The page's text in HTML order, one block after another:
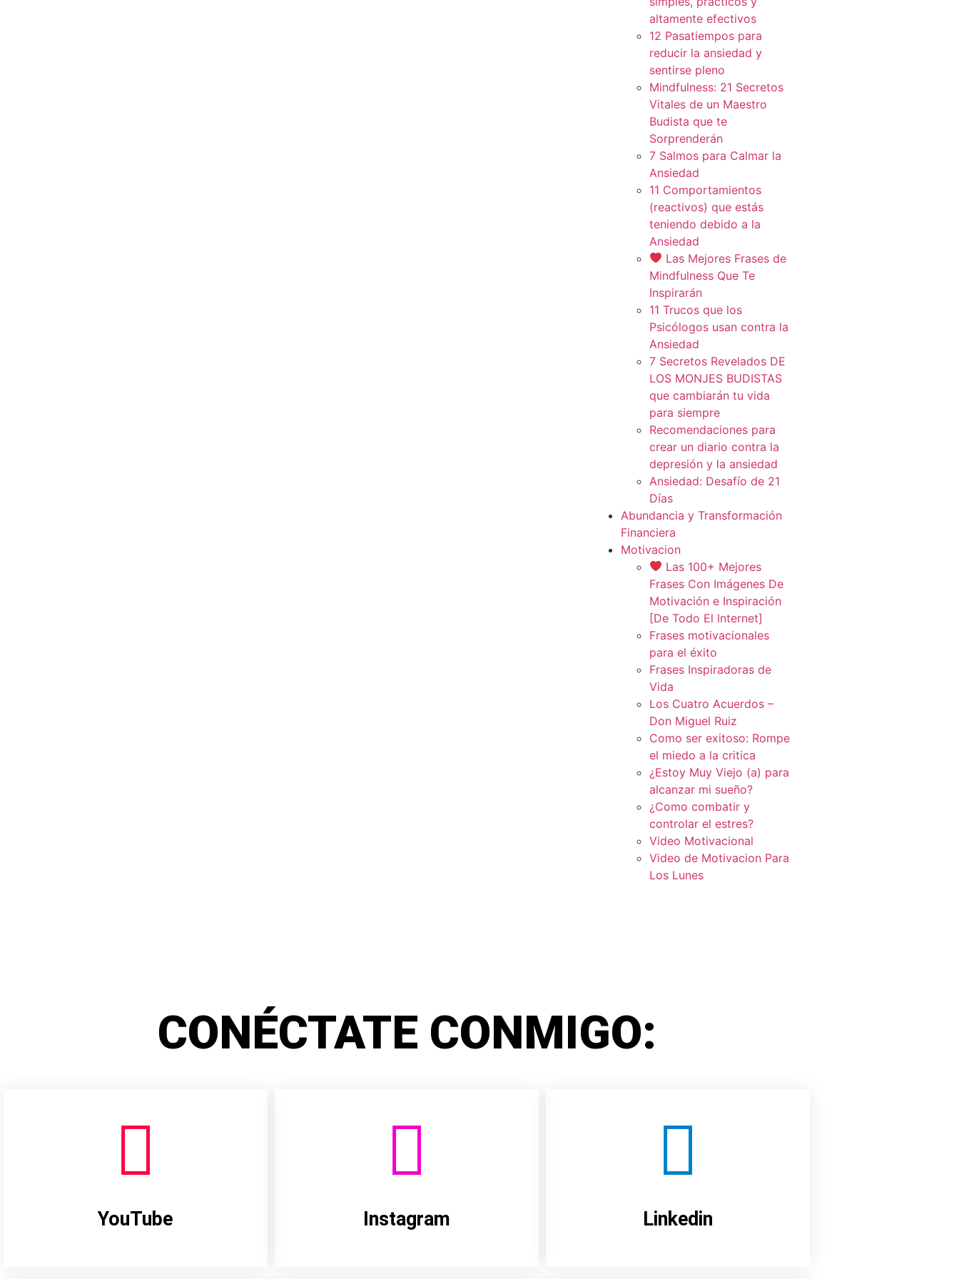
altamente efectivos
12 Pasatiempos para
reducir la ansiedad y
sentirse pleno
Mindfulness: 21 Secretos
Vitales de un Maestro
Budista que te
Sorprenderán
7 Salmos para Calmar la
Ansiedad
11 Comportamientos
(reactivos) que estás
teniendo debido a la
Ansiedad
Las Mejores Frases de
Mindfulness Que Te
Inspirarán
11 Trucos que los
Psicólogos usan contra la
Ansiedad
7 Secretos Revelados DE
LOS MONJES BUDISTAS
que cambiarán tu vida
para siempre
Recomendaciones para
crear un diario contra la
depresión y la ansiedad
Ansiedad: Desafío de 21
Días
Abundancia y Transformación
Financiera
Motivacion
Las 100+ Mejores
Frases Con Imágenes De
Motivación e Inspiración
[De Todo El Internet]
Frases motivacionales
para el éxito
Frases Inspiradoras de
Vida
Los Cuatro Acuerdos –
Don Miguel Ruiz
Como ser exitoso: Rompe
el miedo a la critica
¿Estoy Muy Viejo (a) para
alcanzar mi sueño?
¿Como combatir y
controlar el estres?
Video Motivacional
Video de Motivacion Para
Los Lunes
CONÉCTATE CONMIGO:
YouTube Instagram Linkedin